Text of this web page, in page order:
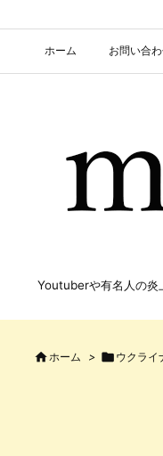
ホーム お問い合
Youtuberや有名人の炎
 ホーム >  ウクライ